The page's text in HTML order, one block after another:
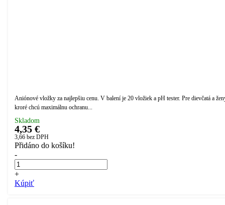
Aniónové vložky za najlepšiu cenu. V balení je 20 vložiek a pH tester. Pre dievčatá a
kroré chcú maximálnu ochranu...
Skladom
4,35 €
3,66 bez DPH
Přidáno do košíku!
-
+
Kúpiť